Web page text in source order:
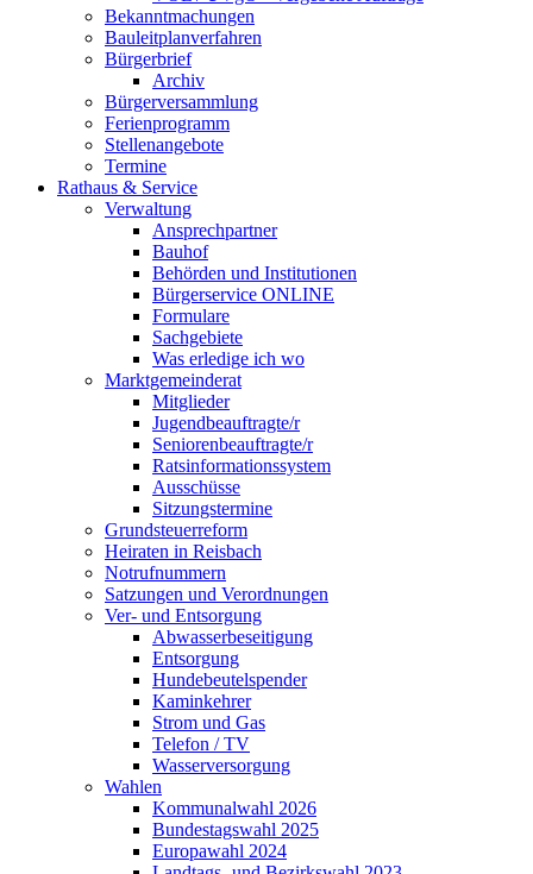
Bekanntmachungen
Bauleitplanverfahren
Bürgerbrief
Archiv
Bürgerversammlung
Ferienprogramm
Stellenangebote
Termine
Rathaus & Service
Verwaltung
Ansprechpartner
Bauhof
Behörden und Institutionen
Bürgerservice ONLINE
Formulare
Sachgebiete
Was erledige ich wo
Marktgemeinderat
Mitglieder
Jugendbeauftragte/r
Seniorenbeauftragte/r
Ratsinformationssystem
Ausschüsse
Sitzungstermine
Grundsteuerreform
Heiraten in Reisbach
Notrufnummern
Satzungen und Verordnungen
Ver- und Entsorgung
Abwasserbeseitigung
Entsorgung
Hundebeutelspender
Kaminkehrer
Strom und Gas
Telefon / TV
Wasserversorgung
Wahlen
Kommunalwahl 2026
Bundestagswahl 2025
Europawahl 2024